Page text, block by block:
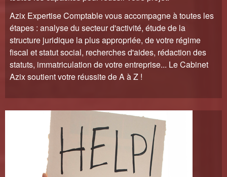
Azix Expertise Comptable vous accompagne à toutes les
étapes : analyse du secteur d'activité, étude de la
structure juridique la plus appropriée, de votre régime
fiscal et statut social, recherches d'aides, rédaction des
statuts, immatriculation de votre entreprise... Le Cabinet
Azix soutient votre réussite de A à Z !